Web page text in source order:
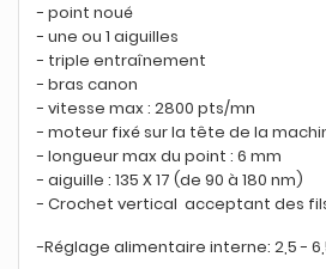
- point noué
- une ou 1 aiguilles
- triple entraînement
- bras canon
- vitesse max : 2800 pts/mn
- moteur fixé sur la tête de la
- longueur max du point : 6 mm
- aiguille : 135 X 17 (de 90 à 180 nm)
- Crochet vertical acceptant des
-Réglage alimentaire interne: 2,5 -